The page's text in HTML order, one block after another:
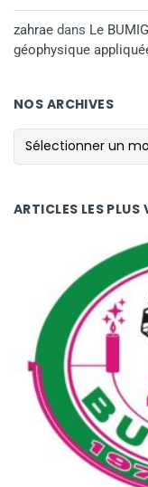
zahrae dans Le
géophysique
NOS ARCHIVES
NOS ARCHIVES
ARTICLES LES PLUS